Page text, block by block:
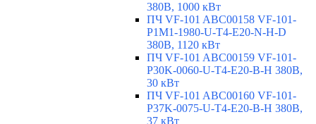
380В, 1000 кВт
ПЧ VF-101 ABC00158 VF-101-
P1M1-1980-U-T4-E20-N-H-D
380В, 1120 кВт
ПЧ VF-101 ABC00159 VF-101-
P30K-0060-U-T4-E20-B-H 380В,
30 кВт
ПЧ VF-101 ABC00160 VF-101-
P37K-0075-U-T4-E20-B-H 380В,
37 кВт